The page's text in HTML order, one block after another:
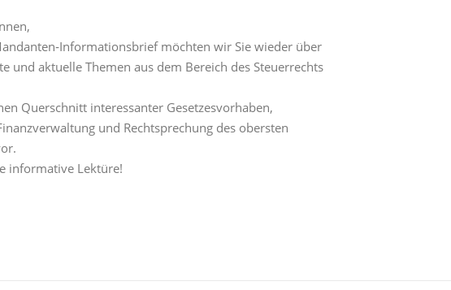
möchten wir Sie wieder über
und aktuelle Themen aus dem Bereich des Steuerrechts
Querschnitt interessanter Gesetzesvorhaben,
und Rechtsprechung des obersten
informative Lektüre!